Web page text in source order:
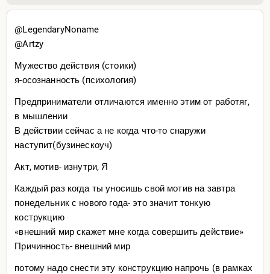
@LegendaryNoname
@Artzy
Мужество действия (стоики)
я-осознанность (психология)
Предприниматели отличаются именно этим от работяг,
в мышлении
В действии сейчас а не когда что-то снаружи
наступит(бузинескоуч)
Акт, мотив- изнутри, Я
Каждый раз когда ты уносишь свой мотив на завтра
понедельник с нового года- это значит тонкую
кострукцию
«внешний мир скажет мне когда совершить действие»
Причинность- внешний мир
потому надо снести эту конструкцию напрочь (в рамках